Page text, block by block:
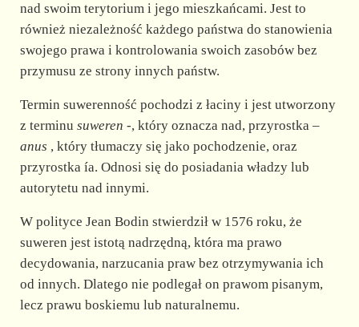
nad swoim terytorium i jego mieszkańcami. Jest to
również niezależność każdego państwa do stanowienia
swojego prawa i kontrolowania swoich zasobów bez
przymusu ze strony innych państw.
Termin suwerenność pochodzi z łaciny i jest utworzony
z terminu suweren -, który oznacza nad, przyrostka –
anus , który tłumaczy się jako pochodzenie, oraz
przyrostka ía. Odnosi się do posiadania władzy lub
autorytetu nad innymi.
W polityce Jean Bodin stwierdził w 1576 roku, że
suweren jest istotą nadrzędną, która ma prawo
decydowania, narzucania praw bez otrzymywania ich
od innych. Dlatego nie podlegał on prawom pisanym,
lecz prawu boskiemu lub naturalnemu.